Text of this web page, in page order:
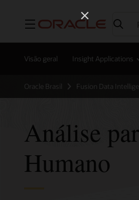
Menu
Visão geral Insight Applications
Oracle Brasil Fusion Data
Análise
Humano